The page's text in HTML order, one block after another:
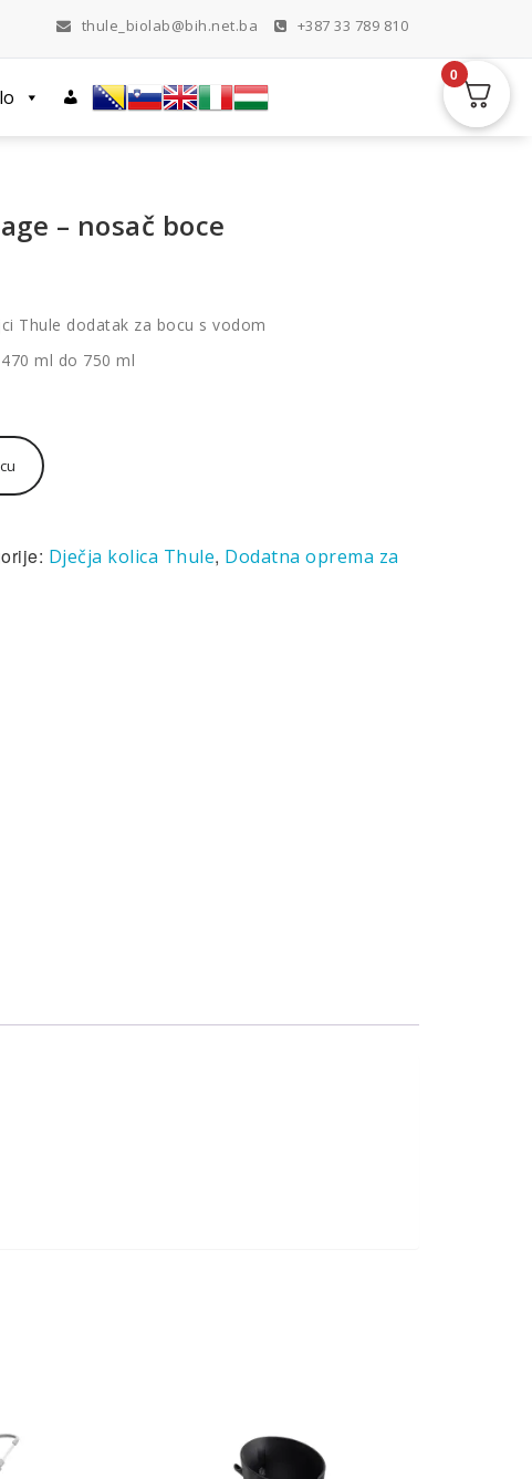
thule_biolab@bih.net.ba +387 33 789 810
– nosač boce
Thule dodatak za bocu s vodom
ml do 750 ml
Dječja kolica Thule, Dodatna oprema za
0